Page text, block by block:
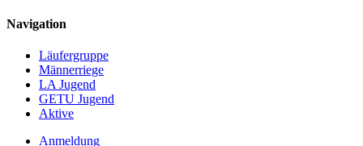
Navigation
Läufergruppe
Männerriege
LA Jugend
GETU Jugend
Aktive
Anmeldung